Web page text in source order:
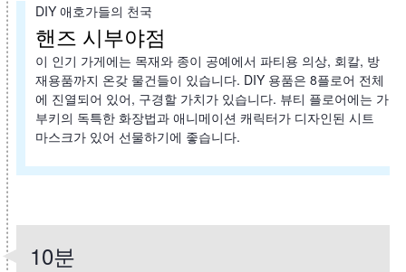
DIY 애호가들의 천국
핸즈 시부야점
이 인기 가게에는 목재와 종이 공예에서 파티용 의상, 회칼, 방
재용품까지 온갖 물건들이 있습니다. DIY 용품은 8플로어 전체
에 진열되어 있어, 구경할 가치가 있습니다. 뷰티 플로어에는 가
부키의 독특한 화장법과 애니메이션 캐릭터가 디자인된 시트
마스크가 있어 선물하기에 좋습니다.
10분